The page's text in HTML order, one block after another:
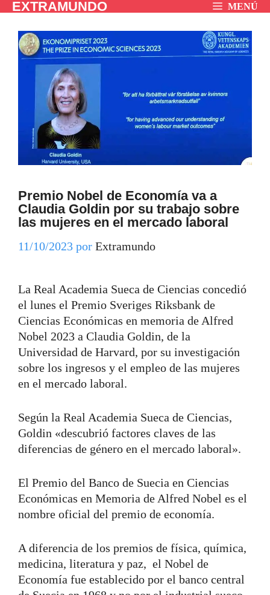
Saltar
contenido
EXTRAMUNDO MENÚ
Premio Nobel de Economía va a
Claudia Goldin por su trabajo sobre
las mujeres en el mercado laboral
11/10/2023 por Extramundo
La Real Academia Sueca de Ciencias concedió
el lunes el Premio Sveriges Riksbank de
Ciencias Económicas en memoria de Alfred
Nobel 2023 a Claudia Goldin, de la
Universidad de Harvard, por su investigación
sobre los ingresos y el empleo de las mujeres
en el mercado laboral.
Según la Real Academia Sueca de Ciencias,
Goldin «descubrió factores claves de las
diferencias de género en el mercado laboral».
El Premio del Banco de Suecia en Ciencias
Económicas en Memoria de Alfred Nobel es el
nombre oficial del premio de economía.
A diferencia de los premios de física, química,
medicina, literatura y paz, el Nobel de
Economía fue establecido por el banco central